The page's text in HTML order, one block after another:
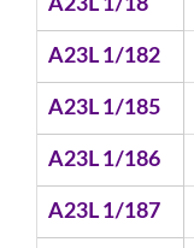
A23L 1/18
A23L 1/182
A23L 1/185
A23L 1/186
A23L 1/187